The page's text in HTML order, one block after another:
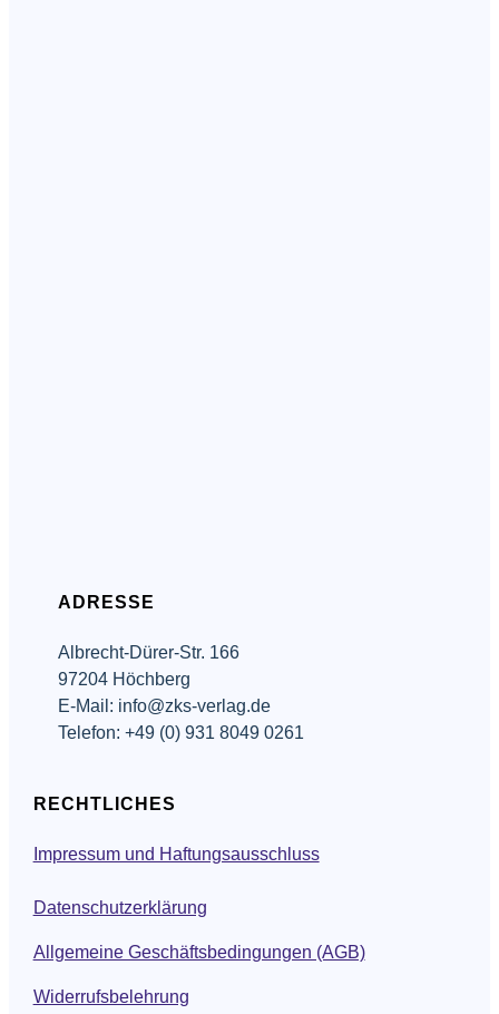
ADRESSE
Albrecht-Dürer-Str. 166
97204 Höchberg
E-Mail: info@zks-verlag.de
Telefon: +49 (0) 931 8049 0261
RECHTLICHES
Impressum und Haftungsausschluss
Datenschutzerklärung
Allgemeine Geschäftsbedingungen (AGB)
Widerrufsbelehrung